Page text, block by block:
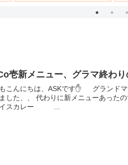
壱新メニュー、グラマ終わ
こんにちは、ASKです✋ グランドマ
した、、 代わりに新メニューあった
イスカレー ...